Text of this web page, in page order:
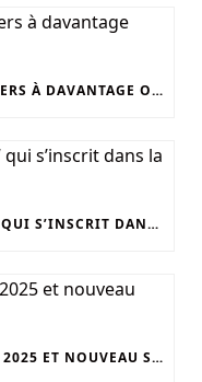
SANTÉ AU TRAVAIL : DES MANAGERS À DAVANTAGE OUTILLER
UN CHARGES ET PRODUITS 2027 QUI S’INSCRIT DANS LA CONTINUITÉ
UNOCAM : RETOUR SUR L’ANNÉE 2025 ET NOUVEAU SECRÉTAIRE GÉNÉRAL